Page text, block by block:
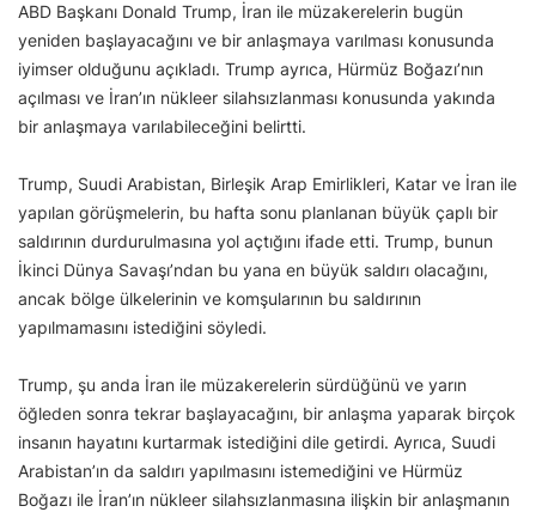
ABD Başkanı Donald Trump, İran ile müzakerelerin bugün
yeniden başlayacağını ve bir anlaşmaya varılması konusunda
iyimser olduğunu açıkladı. Trump ayrıca, Hürmüz Boğazı’nın
açılması ve İran’ın nükleer silahsızlanması konusunda yakında
bir anlaşmaya varılabileceğini belirtti.
Trump, Suudi Arabistan, Birleşik Arap Emirlikleri, Katar ve İran ile
yapılan görüşmelerin, bu hafta sonu planlanan büyük çaplı bir
saldırının durdurulmasına yol açtığını ifade etti. Trump, bunun
İkinci Dünya Savaşı’ndan bu yana en büyük saldırı olacağını,
ancak bölge ülkelerinin ve komşularının bu saldırının
yapılmamasını istediğini söyledi.
Trump, şu anda İran ile müzakerelerin sürdüğünü ve yarın
öğleden sonra tekrar başlayacağını, bir anlaşma yaparak birçok
insanın hayatını kurtarmak istediğini dile getirdi. Ayrıca, Suudi
Arabistan’ın da saldırı yapılmasını istemediğini ve Hürmüz
Boğazı ile İran’ın nükleer silahsızlanmasına ilişkin bir anlaşmanın